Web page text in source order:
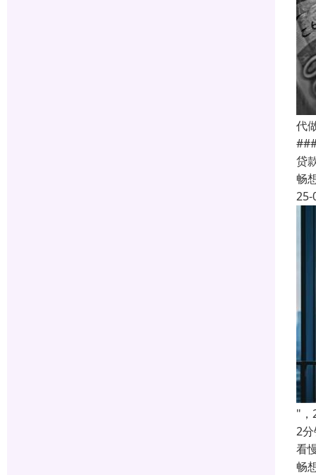
代
贷
畅
25-
"，
2
看
畅